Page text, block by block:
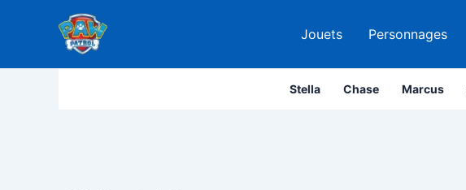
Jouets Personnages
Stella Chase Marcus